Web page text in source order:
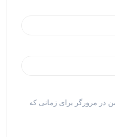
در مرورگر برای زمانی که